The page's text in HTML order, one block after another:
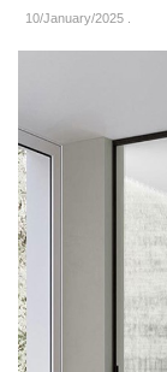
10/January/2025